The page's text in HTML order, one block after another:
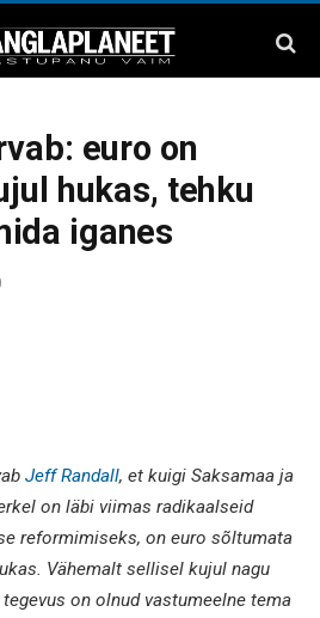
euro on
hukas, tehku
iganes
Jeff Randall, et kuigi Saksamaa ja
on läbi viimas radikaalseid
reformimiseks, on euro sõltumata
Vähemalt sellisel kujul nagu
on olnud vastumeelne tema